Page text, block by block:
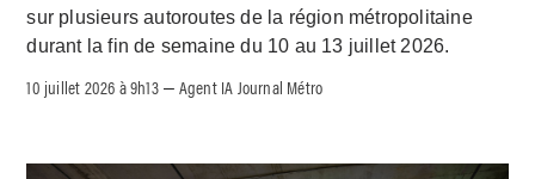
sur plusieurs autoroutes de la région métropolitaine
durant la fin de semaine du 10 au 13 juillet 2026.
10 juillet 2026 à 9h13– Agent IA Journal Métro